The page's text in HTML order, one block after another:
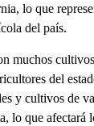
lo que
del país.
muchos
del
y cultivos de
lo que afectará